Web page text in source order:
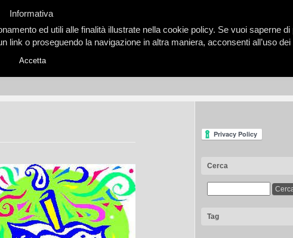
Cerca
Tag
Informativa
ed utili alle finalità illustrate nella cookie policy. Se vuoi saperne di
o proseguendo la navigazione in altra maniera, acconsenti all’uso dei
Accetta